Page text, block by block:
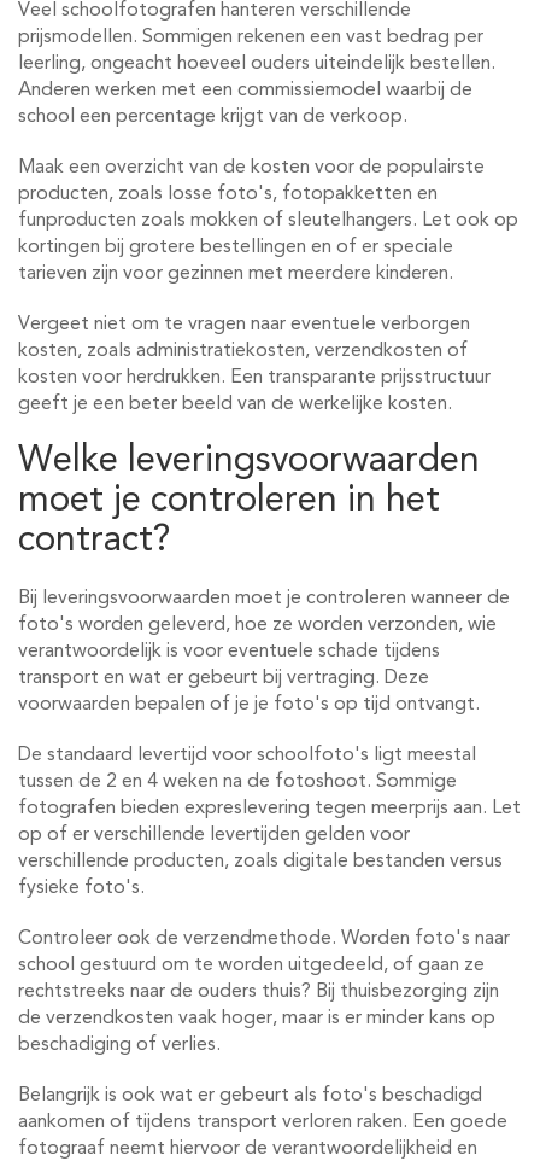
Veel schoolfotografen hanteren verschillende
prijsmodellen. Sommigen rekenen een vast bedrag per
leerling, ongeacht hoeveel ouders uiteindelijk bestellen.
Anderen werken met een commissiemodel waarbij de
school een percentage krijgt van de verkoop.
Maak een overzicht van de kosten voor de populairste
producten, zoals losse foto's, fotopakketten en
funproducten zoals mokken of sleutelhangers. Let ook op
kortingen bij grotere bestellingen en of er speciale
tarieven zijn voor gezinnen met meerdere kinderen.
Vergeet niet om te vragen naar eventuele verborgen
kosten, zoals administratiekosten, verzendkosten of
kosten voor herdrukken. Een transparante prijsstructuur
geeft je een beter beeld van de werkelijke kosten.
Welke leveringsvoorwaarden
moet je controleren in het
contract?
Bij leveringsvoorwaarden moet je controleren wanneer de
foto's worden geleverd, hoe ze worden verzonden, wie
verantwoordelijk is voor eventuele schade tijdens
transport en wat er gebeurt bij vertraging. Deze
voorwaarden bepalen of je je foto's op tijd ontvangt.
De standaard levertijd voor schoolfoto's ligt meestal
tussen de 2 en 4 weken na de fotoshoot. Sommige
fotografen bieden expreslevering tegen meerprijs aan. Let
op of er verschillende levertijden gelden voor
verschillende producten, zoals digitale bestanden versus
fysieke foto's.
Controleer ook de verzendmethode. Worden foto's naar
school gestuurd om te worden uitgedeeld, of gaan ze
rechtstreeks naar de ouders thuis? Bij thuisbezorging zijn
de verzendkosten vaak hoger, maar is er minder kans op
beschadiging of verlies.
Belangrijk is ook wat er gebeurt als foto's beschadigd
aankomen of tijdens transport verloren raken. Een goede
fotograaf neemt hiervoor de verantwoordelijkheid en